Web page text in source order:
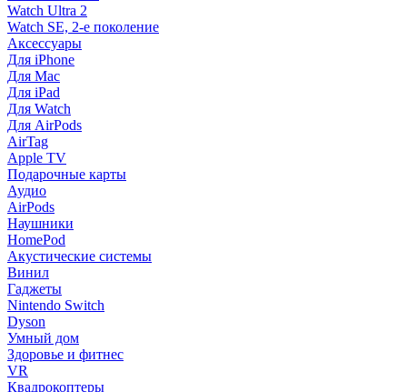
Watch Ultra 2
Watch SE, 2-е поколение
Аксессуары
Для iPhone
Для Mac
Для iPad
Для Watch
Для AirPods
AirTag
Apple TV
Подарочные карты
Аудио
AirPods
Наушники
HomePod
Акустические системы
Винил
Гаджеты
Nintendo Switch
Dyson
Умный дом
Здоровье и фитнес
VR
Квадрокоптеры